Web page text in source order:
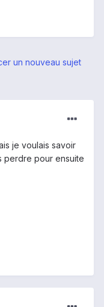
un nouveau sujet
je voulais savoir
perdre pour ensuite